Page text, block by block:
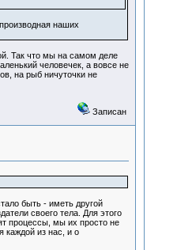
наших
Так что мы на самом деле
человечек, а вовсе не
на рыб ничуточки не
Записан
быть - иметь другой
своего тела. Для этого
процессы, мы их просто не
каждой из нас, и о